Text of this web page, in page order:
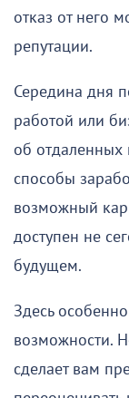
отказ от него
репутации.
Середина дня
работой или
об отдаленных
способы
возможный
доступен не
будущем.
Здесь
возможности.
сделает вам